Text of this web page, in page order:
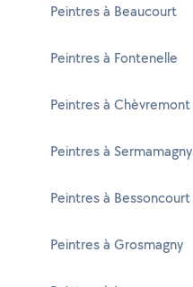
Peintres à Beaucourt
Peintres à Fontenelle
Peintres à Chèvremont
Peintres à Sermamagny
Peintres à Bessoncourt
Peintres à Grosmagny